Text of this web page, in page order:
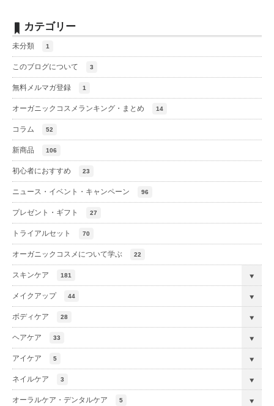
カテゴリー
未分類 1
このブログについて 3
無料メルマガ登録 1
オーガニックコスメランキング・まとめ 14
コラム 52
新商品 106
初心者におすすめ 23
ニュース・イベント・キャンペーン 96
プレゼント・ギフト 27
トライアルセット 70
オーガニックコスメについて学ぶ 22
スキンケア 181
メイクアップ 44
ボディケア 28
ヘアケア 33
アイケア 5
ネイルケア 3
オーラルケア・デンタルケア 5